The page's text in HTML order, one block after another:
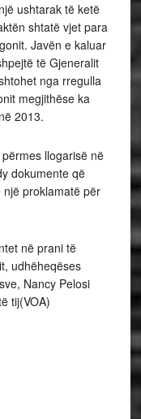
ushtarak të ketë
shtatë vjet para
Javën e kaluar
të Gjeneralit
nga rregulla
megjithëse ka
2013.
llogarisë në
dokumente që
proklamatë për
në prani të
udhëheqëses
Nancy Pelosi
tij(VOA)